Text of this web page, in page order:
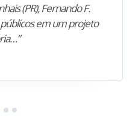
(PR), Fernando F.
em um projeto